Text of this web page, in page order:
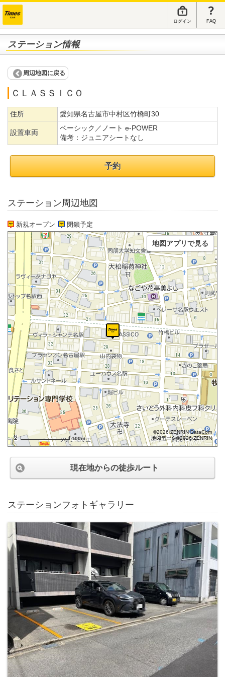
ログイン FAQ
ステーション情報
周辺地図に戻る
ＣＬＡＳＳＩＣＯ
住所 愛知県名古屋市中村区竹橋町30
設置車両
ベーシック／ノート e-POWER
備考： ジュニアシートなし
予約
ステーション周辺地図
新規オープン 閉鎖予定
100m
©2026 ZENRIN DataCom
地図データ©2026 ZENRIN
地図アプリで見る
現在地からの徒歩ルート
ステーションフォトギャラリー